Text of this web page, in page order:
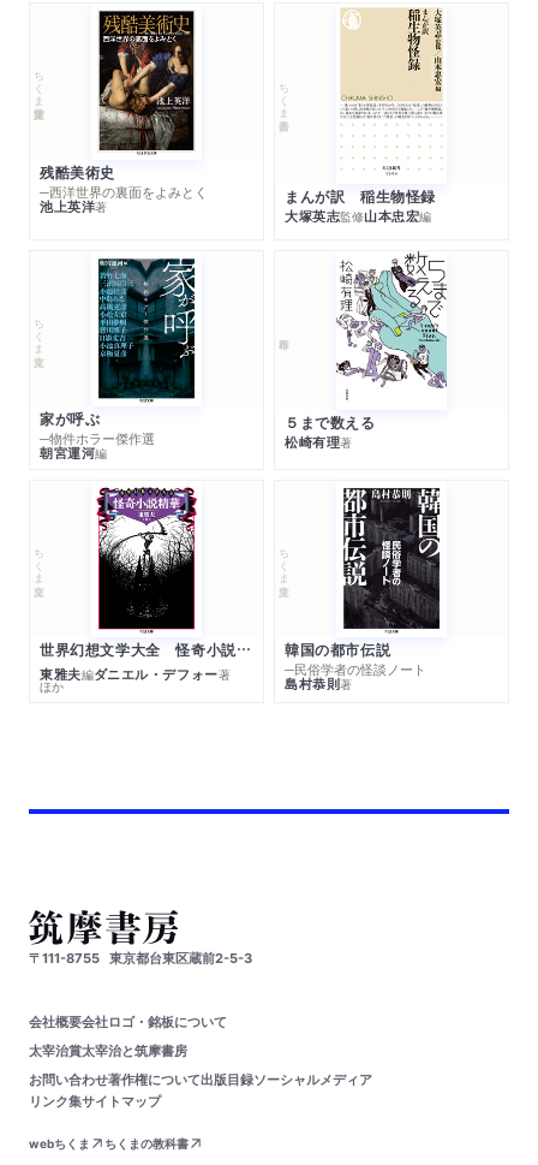
ちくま学芸文庫
残酷美術史
─西洋世界の裏面をよみとく
池上英洋著
ちくま新書
まんが訳 稲生物怪録
大塚英志監修山本忠宏編
ちくま文庫
家が呼ぶ
─物件ホラー傑作選
朝宮運河編
５まで数える
松崎有理著
ちくま文庫
世界幻想文学大全 怪奇小説精華
東雅夫編ダニエル・デフォー著
ほか
ちくま文庫
韓国の都市伝説
─民俗学者の怪談ノート
島村恭則著
〒111-8755 東京都台東区蔵前2-5-3
会社概要会社ロゴ・銘板について
太宰治賞太宰治と筑摩書房
お問い合わせ著作権について出版目録ソーシャルメディア
リンク集サイトマップ
webちくま
ちくまの教科書